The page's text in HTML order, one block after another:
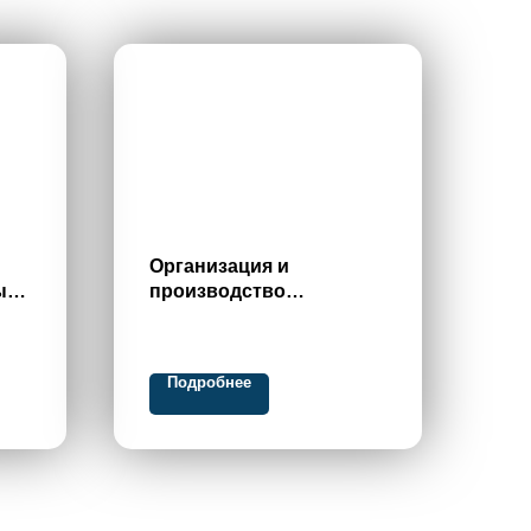
Организация и
производство
Подробнее